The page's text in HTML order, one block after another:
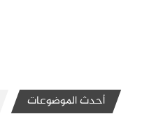
أحدث الموضوعات